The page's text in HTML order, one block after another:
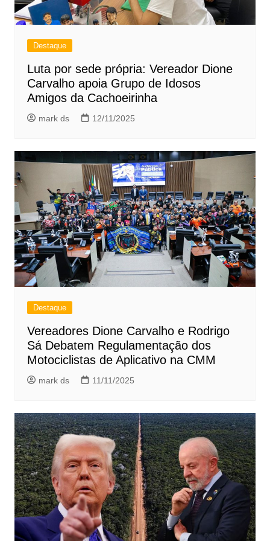
Destaque
Luta por sede própria: Vereador Dione
Carvalho apoia Grupo de Idosos
Amigos da Cachoeirinha
mark ds 12/11/2025
Destaque
Vereadores Dione Carvalho e Rodrigo
Sá Debatem Regulamentação dos
Motociclistas de Aplicativo na CMM
mark ds 11/11/2025